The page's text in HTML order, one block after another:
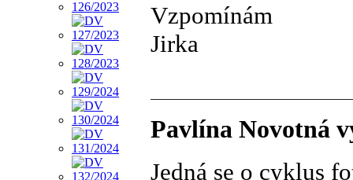
Vzpomínám
Jirka
Pavlína Novotná
Jedná se o cyklus